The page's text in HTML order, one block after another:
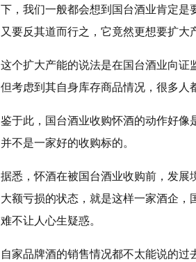
下，我们一般都会想到国台酒业肯定
又要反其道而行之，它竟然更想要扩大
这个扩大产能的说法是在国台酒业向证
但考虑到其自身库存商品情况，很多人
鉴于此，国台酒业收购怀酒的动作好
并不是一家好的收购标的。
据悉，怀酒在被国台酒业收购前，发
大额亏损的状态，就是这样一家酒企，
难不让人心生疑惑。
自家品牌酒的销售情况都不太能说的